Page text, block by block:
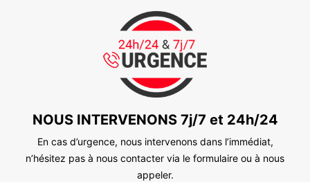
NOUS INTERVENONS 7j/7 et 24h/24
En cas d’urgence, nous intervenons dans l’immédiat,
n’hésitez pas à nous contacter via le formulaire ou à nous
appeler.